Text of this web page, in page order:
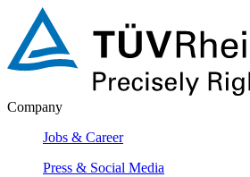
Company
Jobs & Career
Press & Social Media